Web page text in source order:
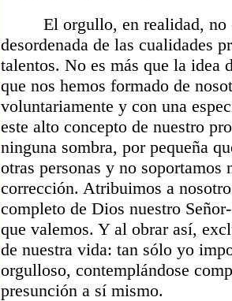
El orgullo, en realidad, no
desordenada de las cualidades
talentos. No es más que la idea
que nos hemos formado de
voluntariamente y con una
este alto concepto de nuestro
ninguna sombra, por pequeña
otras personas y no soportamos
corrección. Atribuimos a
completo de Dios nuestro
que valemos. Y al obrar así,
de nuestra vida: tan sólo yo
orgulloso, contemplándose
presunción a sí mismo.